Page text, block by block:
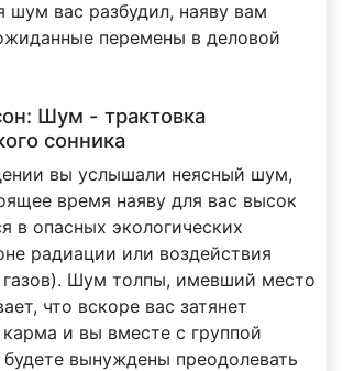
шум вас разбудил, наяву вам
перемены в деловой
Шум - трактовка
сонника
вы услышали неясный шум,
время наяву для вас высок
в опасных экологических
радиации или воздействия
Шум толпы, имевший место
что вскоре вас затянет
карма и вы вместе с группой
вынуждены преодолевать